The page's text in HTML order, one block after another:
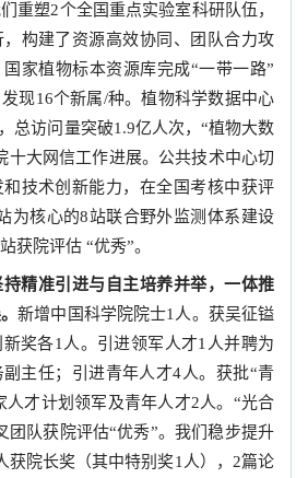
重塑2个全国重点实验室科研队伍，
构建了资源高效协同、团队合力攻
家植物标本资源库完成“一带一路”
现16个新属/种。植物科学数据中心
总访问量突破1.9亿人次，“植物大数
十大网信工作进展。公共技术中心切
技术创新能力，在全国考核中获评
为核心的8站联合野外监测体系建设
获院评估 “优秀”。
精准引进与自主培养并举，一体推
新增中国科学院院士1人。获吴征镒
奖各1人。引进领军人才1人并聘为
主任；引进青年人才4人。获批“青
人才计划领军及青年人才2人。“光合
团队获院评估“优秀”。我们稳步提升
获院长奖（其中特别奖1人），2篇论